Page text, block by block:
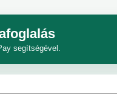
segítségével.